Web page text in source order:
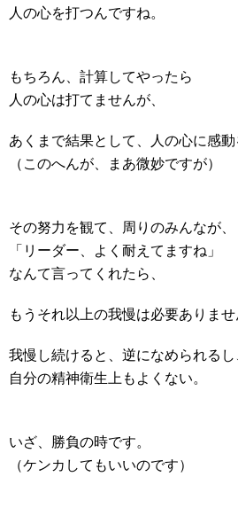
人の心を打つんですね。
もちろん、計算してやったら
人の心は打てませんが、
あくまで結果として、人の心に感動
（このへんが、まあ微妙ですが）
その努力を観て、周りのみんなが、
「リーダー、よく耐えてますね」
なんて言ってくれたら、
もうそれ以上の我慢は必要ありませ
我慢し続けると、逆になめられるし
自分の精神衛生上もよくない。
いざ、勝負の時です。
（ケンカしてもいいのです）